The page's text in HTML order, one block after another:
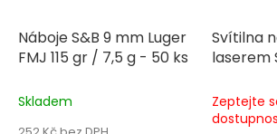
Náboje S&B 9 mm Luger
FMJ 115 gr / 7,5 g - 50 ks
Skladem
Svítilna
laserem
Zeptejte